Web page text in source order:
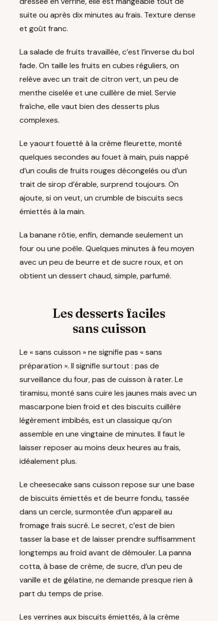
suite ou après dix minutes au frais. Texture dense
et goût franc.
La salade de fruits travaillée, c’est l’inverse du bol
fade. On taille les fruits en cubes réguliers, on
relève avec un trait de citron vert, un peu de
menthe ciselée et une cuillère de miel. Servie
fraîche, elle vaut bien des desserts plus
complexes.
Le yaourt fouetté à la crème fleurette, monté
quelques secondes au fouet à main, puis nappé
d’un coulis de fruits rouges décongelés ou d’un
trait de sirop d’érable, surprend toujours. On
ajoute, si on veut, un crumble de biscuits secs
émiettés à la main.
La banane rôtie, enfin, demande seulement un
four ou une poêle. Quelques minutes à feu moyen
avec un peu de beurre et de sucre roux, et on
obtient un dessert chaud, simple, parfumé.
Les desserts faciles
sans cuisson
Le « sans cuisson » ne signifie pas « sans
préparation ». Il signifie surtout : pas de
surveillance du four, pas de cuisson à rater. Le
tiramisu, monté sans cuire les jaunes mais avec un
mascarpone bien froid et des biscuits cuillère
légèrement imbibés, est un classique qu’on
assemble en une vingtaine de minutes. Il faut le
laisser reposer au moins deux heures au frais,
idéalement plus.
Le cheesecake sans cuisson repose sur une base
de biscuits émiettés et de beurre fondu, tassée
dans un cercle, surmontée d’un appareil au
fromage frais sucré. Le secret, c’est de bien
tasser la base et de laisser prendre suffisamment
longtemps au froid avant de démouler. La panna
cotta, à base de crème, de sucre, d’un peu de
vanille et de gélatine, ne demande presque rien à
part du temps de prise.
Les verrines aux biscuits émiettés, à la crème